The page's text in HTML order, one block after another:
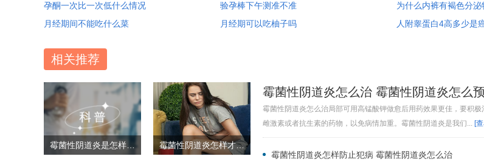
孕酮一次比一次低什么情况
验孕棒下午测准不准
为什么内裤有褐色分泌
月经期间不能吃什么菜
月经期可以吃柚子吗 人附睾蛋白4高多少是
相关推荐
霉菌性阴道炎怎样才能治根
霉菌性阴道炎怎么治 霉菌性阴道炎怎么
霉菌性阴道炎怎么治局部可用高锰酸钾做愈后用药效果更佳，要积
雌激素或者抗生素的药物，以免病情加重。霉菌性阴道炎是我们... [
霉菌性阴道炎怎样防止犯病 霉菌性阴道炎怎么治